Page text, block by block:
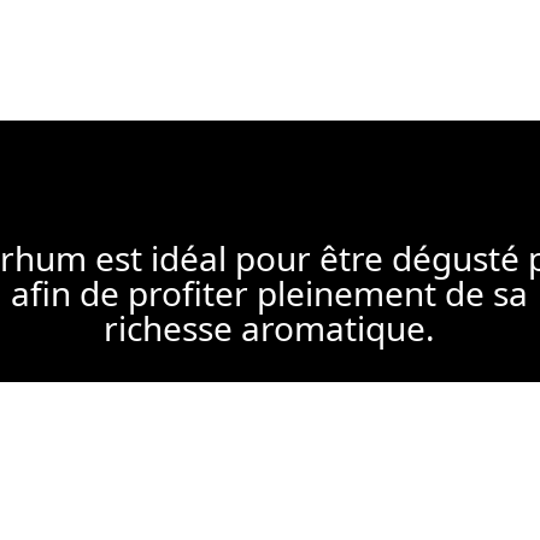
est idéal pour être dégusté
afin de profiter pleinement de sa
richesse aromatique.